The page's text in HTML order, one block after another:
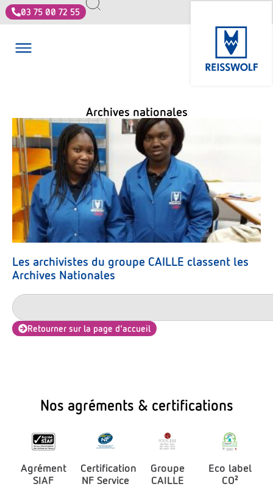
03 75 00 72 55
Archives nationales
Les archivistes du groupe CAILLE classent les
Archives Nationales
Retourner sur la page d'accueil
Nos agréments & certifications
Agrément
SIAF
Certification
NF Service
Groupe
CAILLE
Eco label
CO²